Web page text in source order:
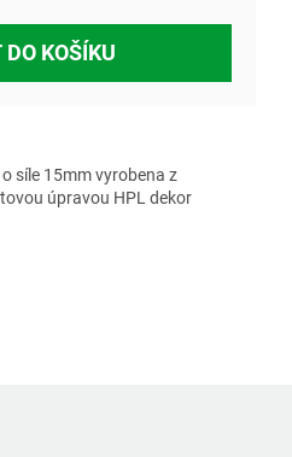
DO KOŠÍKU
síle 15mm vyrobena z
úpravou HPL dekor